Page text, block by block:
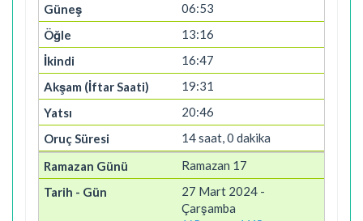
06:53
13:16
16:47
19:31
20:46
14 saat, 0 dakika
Ramazan 17
27 Mart 2024 -
Çarşamba